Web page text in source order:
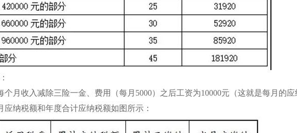
月收入减除三险一金、费用（每月5000）之后工资为10000元（这就是每月的
纳税额和年度合计应纳税额如图所示：